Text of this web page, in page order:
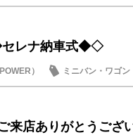
レナ納車式◆◇
）
ミニバン・ワゴン
来店ありがとうござ